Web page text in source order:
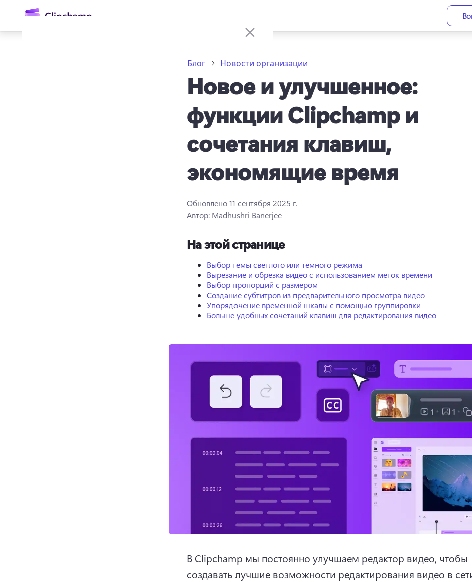
содержимому
Попробовать бесплатно
Блог Новости организации
Новое и улучшенное:
функции Clipchamp и
сочетания клавиш,
экономящие время
Обновлено11 сентября 2025 г.
Автор: Madhushri Banerjee
На этой странице
Выбор темы светлого или темного режима
Вырезание и обрезка видео с использованием меток времени
Выбор пропорций с размером
Создание субтитров из предварительного просмотра видео
Упорядочение временной шкалы с помощью группировки
Больше удобных сочетаний клавиш для редактирования видео
В Clipchamp мы постоянно улучшаем редактор видео, чтобы
создавать лучшие возможности редактирования видео в